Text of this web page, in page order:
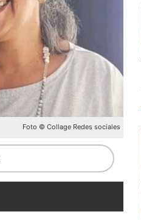
Foto © Collage Redes sociales